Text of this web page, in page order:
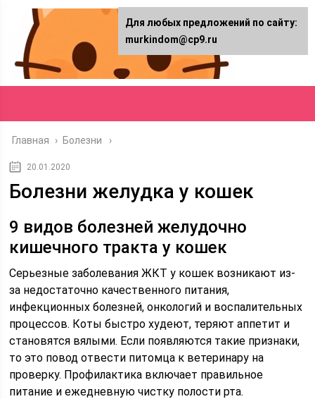
Главная › Болезни
20.01.2020
Болезни желудка у кошек
9 видов болезней желудочно
кишечного тракта у кошек
Серьезные заболевания ЖКТ у кошек возникают из-
за недостаточно качественного питания,
инфекционных болезней, онкологий и воспалительных
процессов. Коты быстро худеют, теряют аппетит и
становятся вялыми. Если появляются такие признаки,
то это повод отвести питомца к ветеринару на
проверку. Профилактика включает правильное
питание и ежедневную чистку полости рта.
Для любых предложений по сайту:
murkindom@cp9.ru